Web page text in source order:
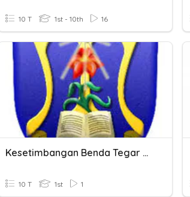
10 T 1st - 10th 16
Kesetimbangan Benda Tegar & Dinamika Rotasi Oleh Yulianto S
10 T 1st 1